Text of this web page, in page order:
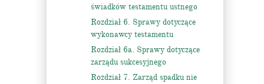
świadków testamentu ustnego
Rozdział 6. Sprawy dotyczące
wykonawcy testamentu
Rozdział 6a. Sprawy dotyczące
zarządu sukcesyjnego
Rozdział 7. Zarząd spadku nie